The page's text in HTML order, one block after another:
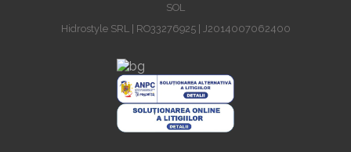
SOL
Hidrostyle SRL | RO33276925 | J2014007062400